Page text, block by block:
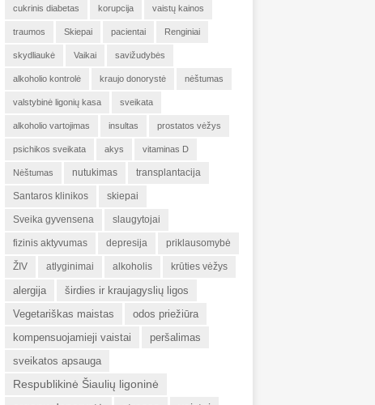
cukrinis diabetas korupcija vaistų kainos
traumos Skiepai pacientai Renginiai
skydliaukė Vaikai savižudybės
alkoholio kontrolė kraujo donorystė nėštumas
valstybinė ligonių kasa sveikata
alkoholio vartojimas insultas prostatos vėžys
psichikos sveikata akys vitaminas D
Nėštumas nutukimas transplantacija
Santaros klinikos skiepai
Sveika gyvensena slaugytojai
fizinis aktyvumas depresija priklausomybė
ŽIV atlyginimai alkoholis krūties vėžys
alergija
širdies ir kraujagyslių ligos
Vegetariškas maistas
odos priežiūra
kompensuojamieji vaistai
peršalimas
sveikatos apsauga
Respublikinė Šiaulių ligoninė